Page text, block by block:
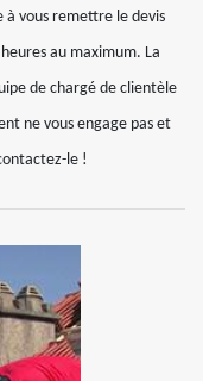
à vous remettre le devis
au maximum. La
de chargé de clientèle
ne vous engage pas et
le !